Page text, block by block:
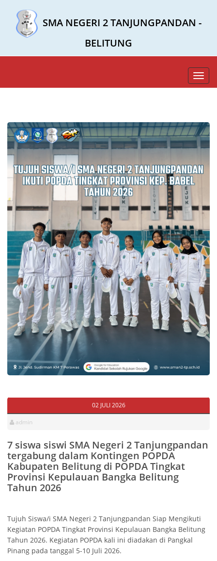
SMA NEGERI 2 TANJUNGPANDAN -
BELITUNG
02 JULI 2026
admin
7 siswa siswi SMA Negeri 2 Tanjungpandan
tergabung dalam Kontingen POPDA
Kabupaten Belitung di POPDA Tingkat
Provinsi Kepulauan Bangka Belitung
Tahun 2026
Tujuh Siswa/i SMA Negeri 2 Tanjungpandan Siap Mengikuti
Kegiatan POPDA Tingkat Provinsi Kepulauan Bangka Belitung
Tahun 2026. Kegiatan POPDA kali ini diadakan di Pangkal
Pinang pada tanggal 5-10 Juli 2026.